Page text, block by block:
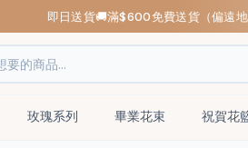
即日送貨🚚滿$600免費送貨（偏遠地
玫瑰系列 畢業花束 祝賀花